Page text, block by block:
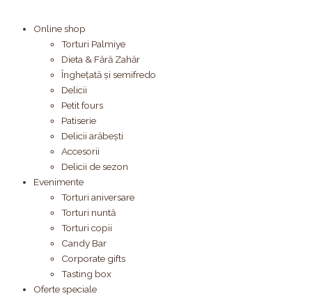
Online shop
Torturi Palmiye
Dieta & Fără Zahăr
Înghețată și semifredo
Delicii
Petit fours
Patiserie
Delicii arăbești
Accesorii
Delicii de sezon
Evenimente
Torturi aniversare
Torturi nuntă
Torturi copii
Candy Bar
Corporate gifts
Tasting box
Oferte speciale